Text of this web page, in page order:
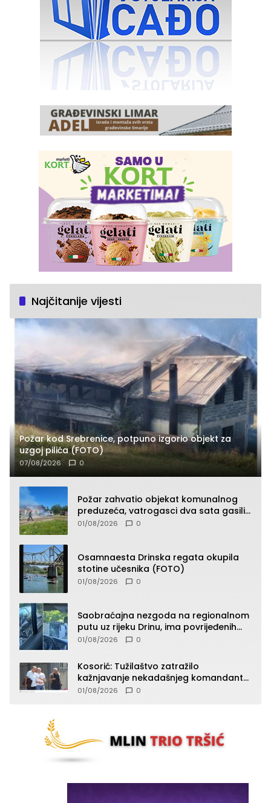
Najčitanije vijesti
Požar kod Srebrenice, potpuno izgorio objekt za
uzgoj pilića (FOTO)
07/08/2026 0
Požar zahvatio objekat komunalnog
preduzeća, vatrogasci dva sata gasili
vatru (FOTO)
01/08/2026 0
Osamnaesta Drinska regata okupila
stotine učesnika (FOTO)
01/08/2026 0
Saobraćajna nezgoda na regionalnom
putu uz rijeku Drinu, ima povrijeđenih
lica (FOTO)
01/08/2026 0
Kosorić: Tužilaštvo zatražilo
kažnjavanje nekadašnjeg komandanta
Vlaseničke brigade
01/08/2026 0